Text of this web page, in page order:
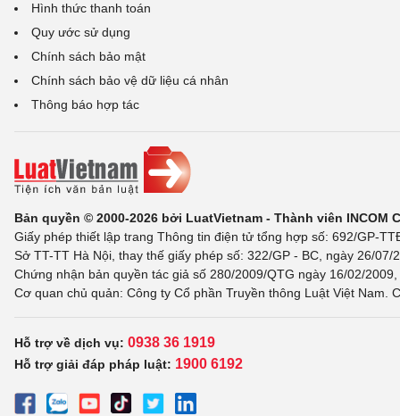
Hình thức thanh toán
Quy ước sử dụng
Chính sách bảo mật
Chính sách bảo vệ dữ liệu cá nhân
Thông báo hợp tác
Bản quyền © 2000-2026 bởi LuatVietnam - Thành viên INCOM
Giấy phép thiết lập trang Thông tin điện tử tổng hợp số: 692/GP-
Sở TT-TT Hà Nội, thay thế giấy phép số: 322/GP - BC, ngày 26/
Chứng nhận bản quyền tác giả số 280/2009/QTG ngày 16/02/
Cơ quan chủ quản: Công ty Cổ phần Truyền thông Luật Việt Nam.
Hỗ trợ về dịch vụ: 0938 36 1919
Hỗ trợ giải đáp pháp luật: 1900 6192